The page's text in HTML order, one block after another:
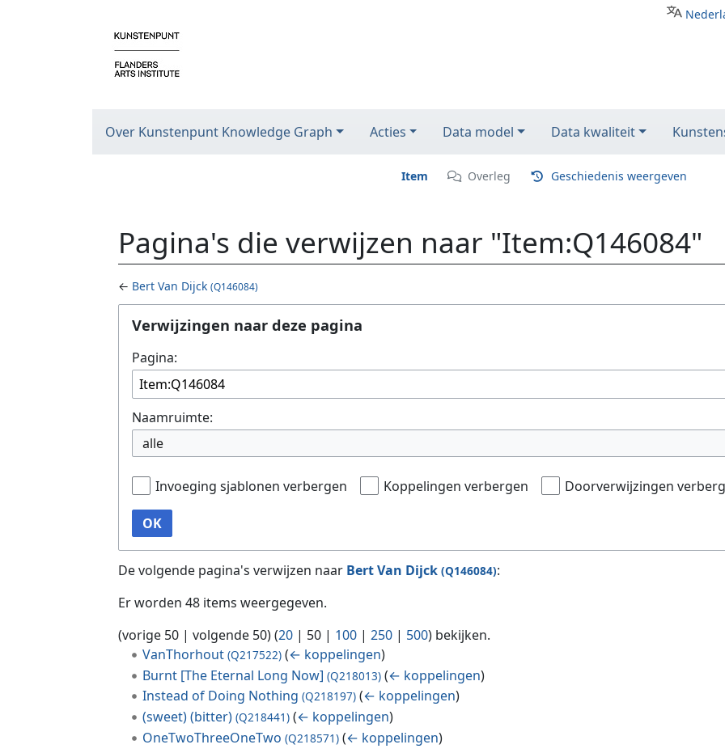
Over Kunstenpunt Knowledge Graph Acties Data model Data kwaliteit
Item Overleg Geschiedenis weergeven
Pagina's die verwijzen naar "Item:Q146084"
← Bert Van Dijck (Q146084)
Ga naar:navigatie,zoeken
Verwijzingen naar deze pagina
Pagina:
Naamruimte:
alle
Invoeging sjablonen verbergen Koppelingen verbergen Doorverwijzingen
OK
De volgende pagina's verwijzen naar Bert Van Dijck (Q146084):
Er worden 48 items weergegeven.
(vorige 50 | volgende 50) (20 | 50 | 100 | 250 | 500) bekijken.
VanThorhout (Q217522) (← koppelingen)
Burnt [The Eternal Long Now] (Q218013) (← koppelingen)
Instead of Doing Nothing (Q218197) (← koppelingen)
(sweet) (bitter) (Q218441) (← koppelingen)
OneTwoThreeOneTwo (Q218571) (← koppelingen)